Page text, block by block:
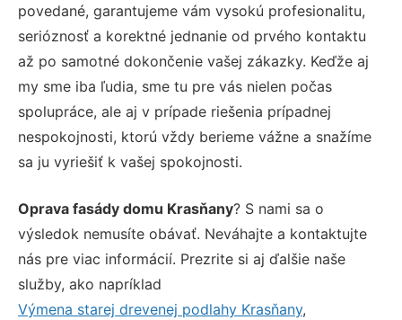
povedané, garantujeme vám vysokú profesionalitu,
serióznosť a korektné jednanie od prvého kontaktu
až po samotné dokončenie vašej zákazky. Keďže aj
my sme iba ľudia, sme tu pre vás nielen počas
spolupráce, ale aj v prípade riešenia prípadnej
nespokojnosti, ktorú vždy berieme vážne a snažíme
sa ju vyriešiť k vašej spokojnosti.
Oprava fasády domu Krasňany? S nami sa o
výsledok nemusíte obávať. Neváhajte a kontaktujte
nás pre viac informácií. Prezrite si aj ďalšie naše
služby, ako napríklad
Výmena starej drevenej podlahy Krasňany,